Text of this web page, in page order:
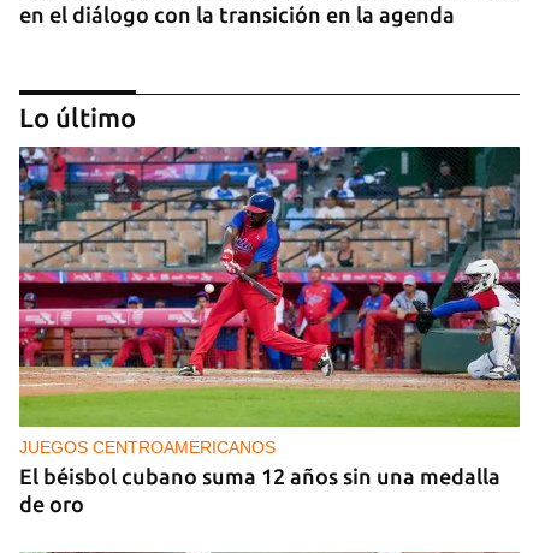
en el diálogo con la transición en la agenda
NICARAGUA
EE UU propone a la OEA convocar a los
cancilleres para "tomar medidas" contra las
decisiones de Ortega
Lo último
JUEGOS CENTROAMERICANOS
El béisbol cubano suma 12 años sin una medalla
de oro